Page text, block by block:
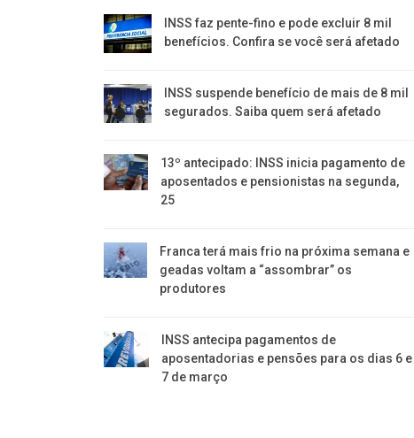
INSS faz pente-fino e pode excluir 8 mil
benefícios. Confira se você será afetado
INSS suspende benefício de mais de 8 mil
segurados. Saiba quem será afetado
13º antecipado: INSS inicia pagamento de
aposentados e pensionistas na segunda,
25
Franca terá mais frio na próxima semana e
geadas voltam a “assombrar” os
produtores
INSS antecipa pagamentos de
aposentadorias e pensões para os dias 6 e
7 de março